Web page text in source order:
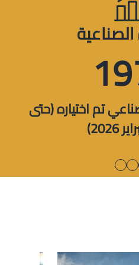
تم اختياره (حتى